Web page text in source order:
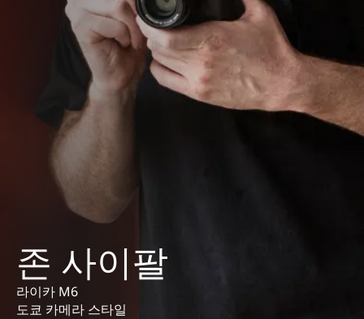
존 사이팔
라이카 M6
도쿄 카메라 스타일